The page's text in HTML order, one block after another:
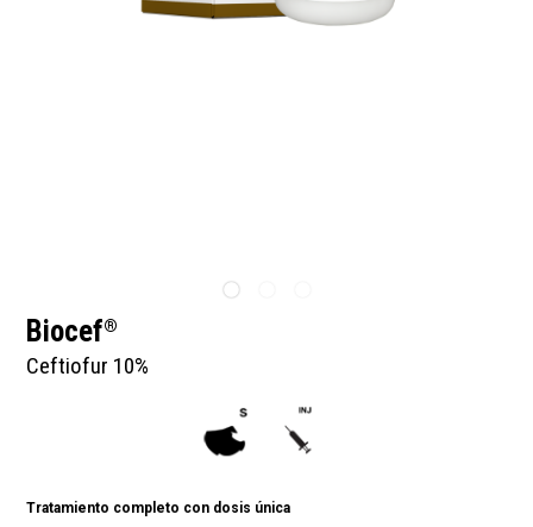
Biocef®
Ceftiofur 10%
Tratamiento completo con dosis única